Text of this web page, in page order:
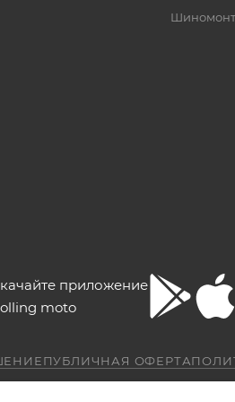
приложение
moto
ПУБЛИЧНАЯ ОФЕРТА